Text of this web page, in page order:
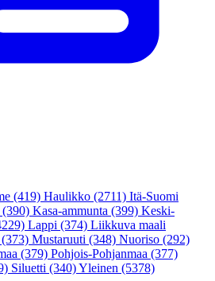
(419) Haulikko (2711) Itä-Suomi
(390) Kasa-ammunta (399) Keski-
Lappi (374) Liikkuva maali
(373) Mustaruuti (348) Nuoriso (292)
(379) Pohjois-Pohjanmaa (377)
Siluetti (340)Yleinen (5378)